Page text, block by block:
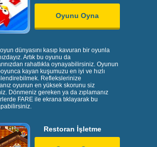
Oyunu Oyna
dünyasını kasıp kavuran bir oyunla
Artık bu oyunu da
rahatlıkla oynayabilirsiniz. Oyunun
kayan kuşumuzu en iyi ve hızlı
Reflekslerinize
oyunun en yüksek skorunu siz
Dönmeniz gereken ya da zıplamanız
FARE ile ekrana tıklayarak bu
Restoran İşletme